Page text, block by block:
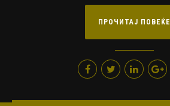
ПРОЧИТАЈ ПОВЕЌЕ